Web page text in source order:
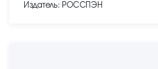
Издатель: РОССПЭН